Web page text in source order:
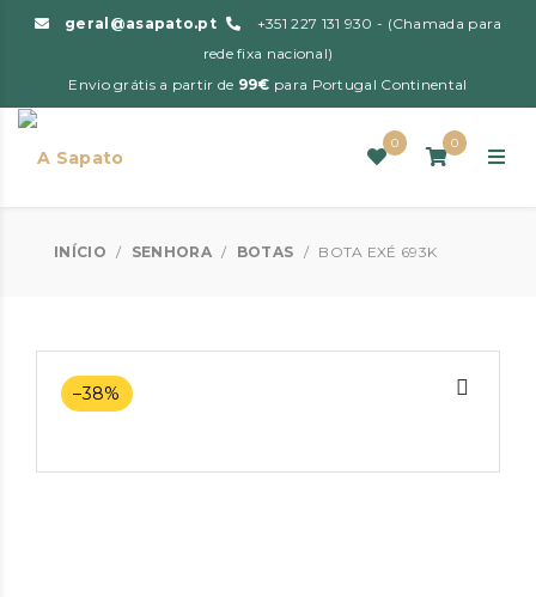
geral@asapato.pt
+351 227 131 930 - (Chamada para
rede fixa nacional)
Envio grátis a partir de 99€ para Portugal Continental
0 0
INÍCIO / SENHORA / BOTAS / BOTA EXÉ 693K
–38%